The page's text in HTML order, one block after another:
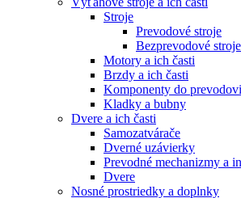
Stroje
Prevodové stroje
Bezprevodové stroje
Motory a ich časti
Brzdy a ich časti
Komponenty do
Kladky a bubny
Dvere a ich časti
Samozatvárače
Dverné uzávierky
Prevodné mechanizmy a
Dvere
Nosné prostriedky a doplnky